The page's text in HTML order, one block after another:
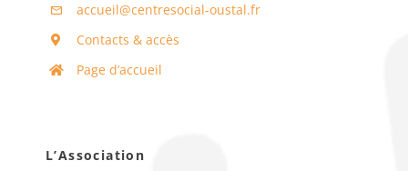
accueil@centresocial-oustal.fr
Contacts & accès
Page d’accueil
L’Association